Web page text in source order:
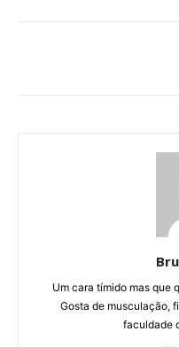
Um cara tímido mas que
Gosta de musculação,
faculdade